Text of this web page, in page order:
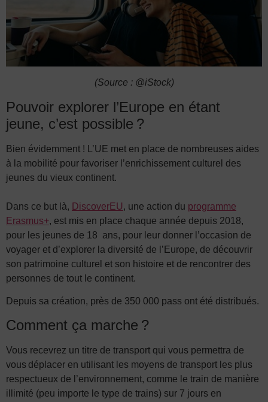
(Source : @iStock)
Pouvoir explorer l’Europe en étant
jeune, c’est possible ?
Bien évidemment ! L’UE met en place de nombreuses aides
à la mobilité pour favoriser l’enrichissement culturel des
jeunes du vieux continent.
Dans ce but là, DiscoverEU, une action du programme
Erasmus+, est mis en place chaque année depuis 2018,
pour les jeunes de 18 ans, pour leur donner l’occasion de
voyager et d’explorer la diversité de l’Europe, de découvrir
son patrimoine culturel et son histoire et de rencontrer des
personnes de tout le continent.
Depuis sa création, près de 350 000 pass ont été distribués.
Comment ça marche ?
Vous recevrez un titre de transport qui vous permettra de
vous déplacer en utilisant les moyens de transport les plus
respectueux de l’environnement, comme le train de manière
illimité (peu importe le type de trains) sur 7 jours en